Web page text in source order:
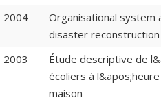
2004
Organisational system
disaster
2003
Étude descriptive de
écoliers à
maison